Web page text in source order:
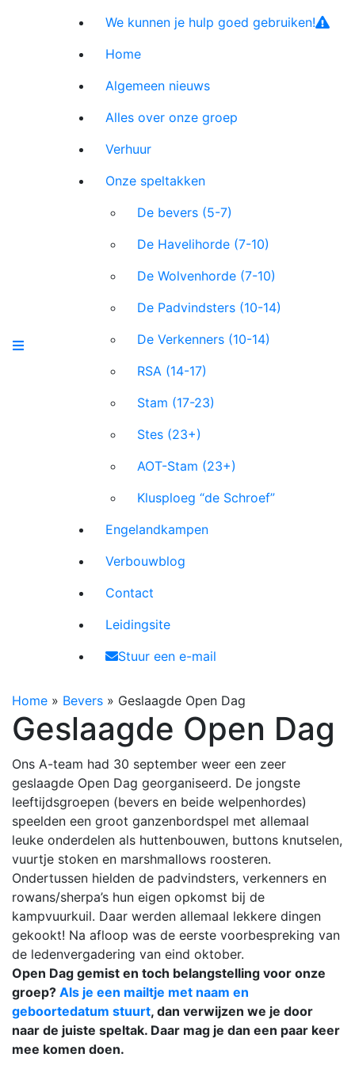
We kunnen je hulp goed gebruiken!
Home
Algemeen nieuws
Alles over onze groep
Verhuur
Onze speltakken
De bevers (5-7)
De Havelihorde (7-10)
De Wolvenhorde (7-10)
De Padvindsters (10-14)
De Verkenners (10-14)
RSA (14-17)
Stam (17-23)
Stes (23+)
AOT-Stam (23+)
Klusploeg “de Schroef”
Engelandkampen
Verbouwblog
Contact
Leidingsite
Stuur een e-mail
Home » Bevers » Geslaagde Open Dag
Geslaagde Open Dag
Ons A-team had 30 september weer een zeer
geslaagde Open Dag georganiseerd. De jongste
leeftijdsgroepen (bevers en beide welpenhordes)
speelden een groot ganzenbordspel met allemaal
leuke onderdelen als huttenbouwen, buttons knutselen,
vuurtje stoken en marshmallows roosteren.
Ondertussen hielden de padvindsters, verkenners en
rowans/sherpa’s hun eigen opkomst bij de
kampvuurkuil. Daar werden allemaal lekkere dingen
gekookt! Na afloop was de eerste voorbespreking van
de ledenvergadering van eind oktober.
Open Dag gemist en toch belangstelling voor onze
groep? Als je een mailtje met naam en
geboortedatum stuurt, dan verwijzen we je door
naar de juiste speltak. Daar mag je dan een paar keer
mee komen doen.